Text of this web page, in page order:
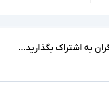
به اشتراک بگذارید...